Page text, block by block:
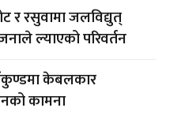
र रसुवामा जलविद्युत्
ल्याएको परिवर्तन
केबलकार
कामना